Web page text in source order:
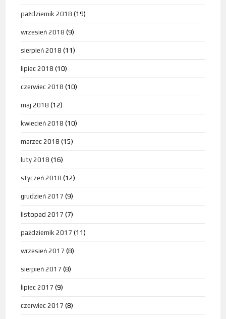
październik 2018 (19)
wrzesień 2018 (9)
sierpień 2018 (11)
lipiec 2018 (10)
czerwiec 2018 (10)
maj 2018 (12)
kwiecień 2018 (10)
marzec 2018 (15)
luty 2018 (16)
styczeń 2018 (12)
grudzień 2017 (9)
listopad 2017 (7)
październik 2017 (11)
wrzesień 2017 (8)
sierpień 2017 (8)
lipiec 2017 (9)
czerwiec 2017 (8)